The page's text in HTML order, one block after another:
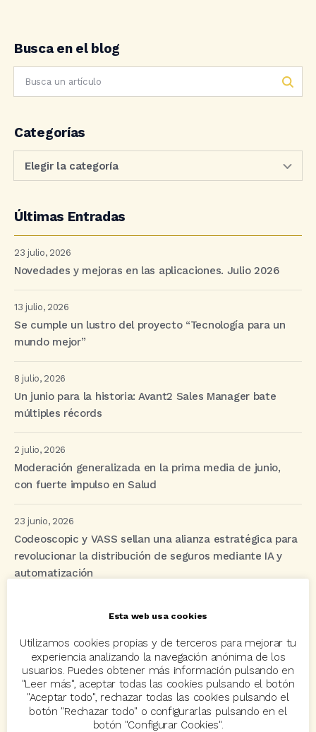
Busca en el blog
Categorías
Últimas Entradas
23 julio, 2026
Novedades y mejoras en las aplicaciones. Julio 2026
13 julio, 2026
Se cumple un lustro del proyecto “Tecnología para un
mundo mejor”
8 julio, 2026
Un junio para la historia: Avant2 Sales Manager bate
múltiples récords
2 julio, 2026
Moderación generalizada en la prima media de junio,
con fuerte impulso en Salud
23 junio, 2026
Codeoscopic y VASS sellan una alianza estratégica para
revolucionar la distribución de seguros mediante IA y
automatización
acuerdo Acuerdos Allianz asisa autos
Avant2 Avant2 Sales Manager ayudas Bcover
Codeoscopic Codeoscopic Academy
Esta web usa cookies
Utilizamos cookies propias y de terceros para mejorar tu
experiencia analizando la navegación anónima de los
usuarios. Puedes obtener más información pulsando en
"Leer más", aceptar todas las cookies pulsando el botón
"Aceptar todo", rechazar todas las cookies pulsando el
botón "Rechazar todo" o configurarlas pulsando en el
botón "Configurar Cookies".